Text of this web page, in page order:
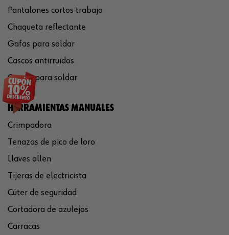
Pantalones cortos trabajo
Chaqueta reflectante
Gafas para soldar
Cascos antirruidos
Careta para soldar
HERRAMIENTAS MANUALES
Crimpadora
Tenazas de pico de loro
Llaves allen
Tijeras de electricista
Cúter de seguridad
Cortadora de azulejos
Carracas